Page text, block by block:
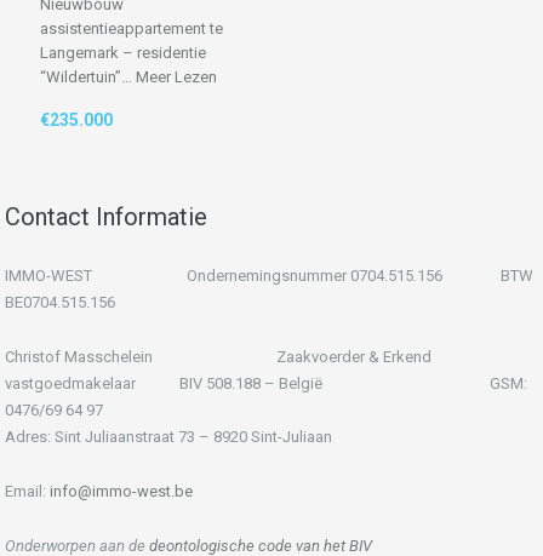
Nieuwbouw
assistentieappartement te
Langemark – residentie
“Wildertuin”… Meer Lezen
€235.000
Contact Informatie
IMMO-WEST Ondernemingsnummer 0704.515.156 BTW
BE0704.515.156
Christof Masschelein Zaakvoerder & Erkend
vastgoedmakelaar BIV 508.188 – België GSM:
0476/69 64 97
Adres: Sint Juliaanstraat 73 – 8920 Sint-Juliaan
Email: info@immo-west.be
Onderworpen aan de deontologische code van het BIV